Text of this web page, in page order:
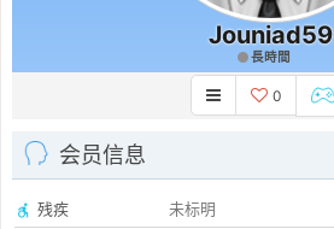
Jouniad59
長時間
0
会员信息
残疾
未标明